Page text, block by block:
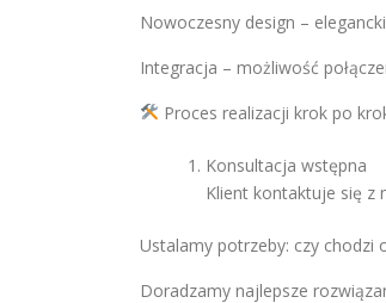
Nowoczesny design –
Integracja – możliwość
Proces realizacji krok po
Konsultacja wstępna
Klient kontaktuje się z
Ustalamy potrzeby: czy chodzi
Doradzamy najlepsze